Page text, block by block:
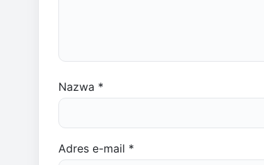
Nazwa *
Adres e-mail *